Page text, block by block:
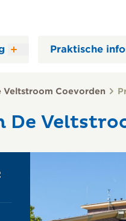
Praktische
Veltstroom Coevorden
De